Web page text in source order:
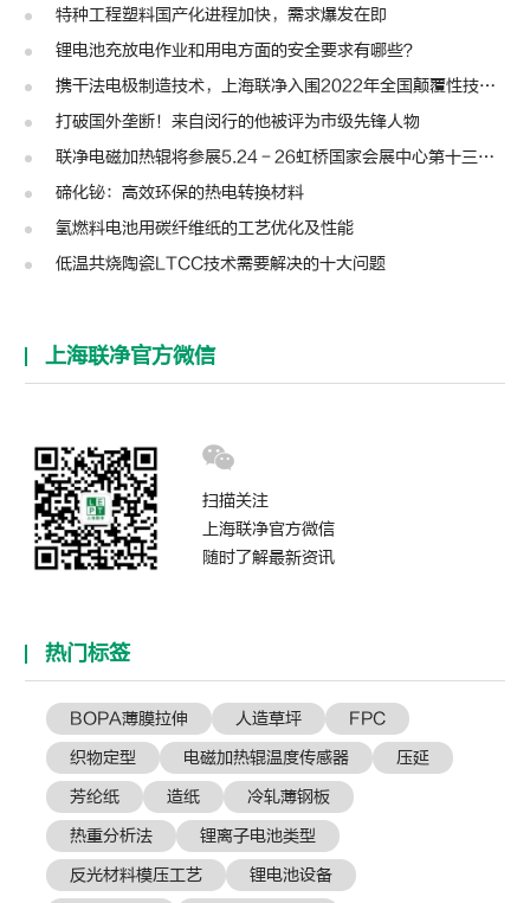
特种工程塑料国产化进程加快，需求爆发在即
锂电池充放电作业和用电方面的安全要求有哪些？
携干法电极制造技术，上海联净入围2022年全国颠覆性技术创新大赛
打破国外垄断！来自闵行的他被评为市级先锋人物
联净电磁加热辊将参展5.24－26虹桥国家会展中心第十三届模切展
碲化铋：高效环保的热电转换材料
氢燃料电池用碳纤维纸的工艺优化及性能
低温共烧陶瓷LTCC技术需要解决的十大问题
上海联净官方微信
扫描关注
上海联净官方微信
随时了解最新资讯
热门标签
BOPA薄膜拉伸 人造草坪
FPC
织物定型
电磁加热辊温度传感器
压延
芳纶纸
造纸
冷轧薄钢板
热重分析法
锂离子电池类型
反光材料模压工艺
锂电池设备